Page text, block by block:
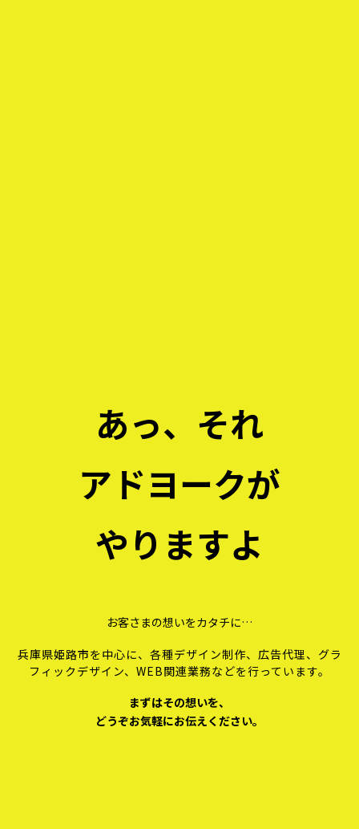
あっ、それ
アドヨークが
やりますよ
お客さまの想いをカタチに…
兵庫県姫路市を中心に、各種デザイン制作、広告代理、 グラ
フィックデザイン、WEB関連業務などを行っています。
まずはその想いを、
どうぞお気軽にお伝えください。